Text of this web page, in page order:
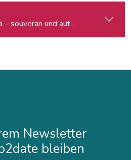
souverän und authentisch
Newsletter
bleiben